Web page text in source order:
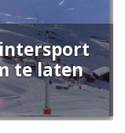
te laten